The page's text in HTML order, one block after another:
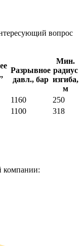
вопрос
Разрывное
давл., бар
Мин.
радиус
изгиба,
м
1160
250
1100 318
компании: